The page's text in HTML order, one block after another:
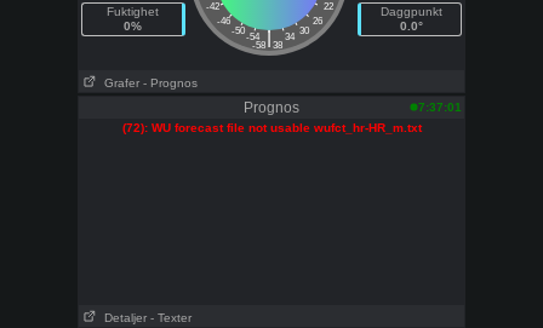
Fuktighet
0%
-42
22
-46
26
-50
30
-54 34
|
-58 38
Daggpunkt
0.0°
Grafer - Prognos
Prognos
7:37:01
(72): WU forecast file not usable wufct_hr-HR_m.txt
Detaljer - Texter